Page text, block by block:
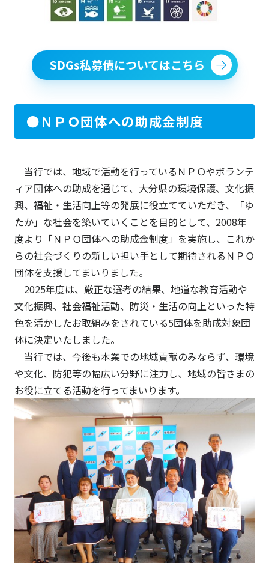
SDGs私募債についてはこちら
●ＮＰＯ団体への助成金制度
当行では、地域で活動を行っているＮＰＯやボランテ
ィア団体への助成を通じて、大分県の環境保護、文化振
興、福祉・生活向上等の発展に役立てていただき、「ゆ
たか」な社会を築いていくことを目的として、2008年
度より「ＮＰＯ団体への助成金制度」を実施し、これか
らの社会づくりの新しい担い手として期待されるＮＰＯ
団体を支援してまいりました。
2025年度は、厳正な選考の結果、地道な教育活動や
文化振興、社会福祉活動、防災・生活の向上といった特
色を活かしたお取組みをされている5団体を助成対象団
体に決定いたしました。
当行では、今後も本業での地域貢献のみならず、環境
や文化、防犯等の幅広い分野に注力し、地域の皆さまの
お役に立てる活動を行ってまいります。